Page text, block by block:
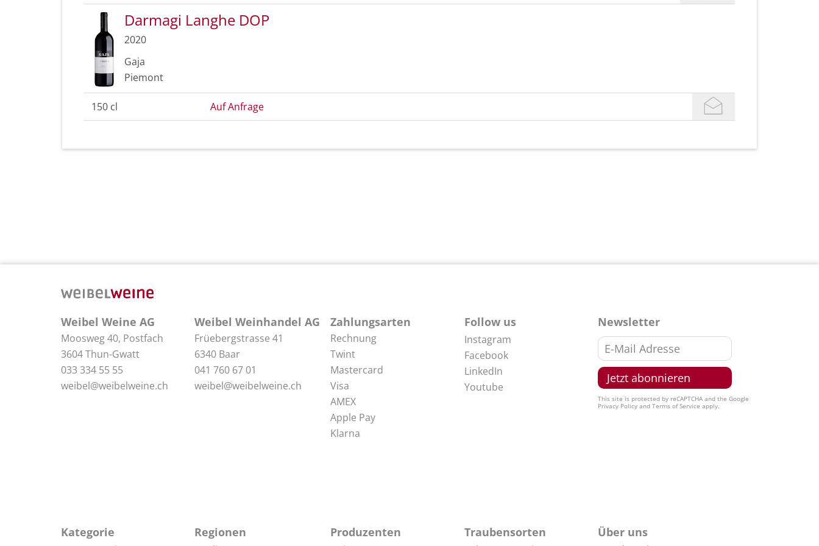
Darmagi Langhe DOP
2020
Gaja
Piemont
150 cl Auf Anfrage
Weibel Weine AG
Moosweg 40, Postfach
3604 Thun-Gwatt
033 334 55 55
weibel@weibelweine.ch
Weibel Weinhandel AG
Früebergstrasse 41
6340 Baar
041 760 67 01
weibel@weibelweine.ch
Zahlungsarten
Rechnung
Twint
Mastercard
Visa
AMEX
Apple Pay
Klarna
Follow us
Instagram
Facebook
LinkedIn
Youtube
Newsletter
This site is protected by reCAPTCHA and the Google
Privacy Policyand Terms of Service apply.
Kategorie Regionen Produzenten Traubensorten Über uns